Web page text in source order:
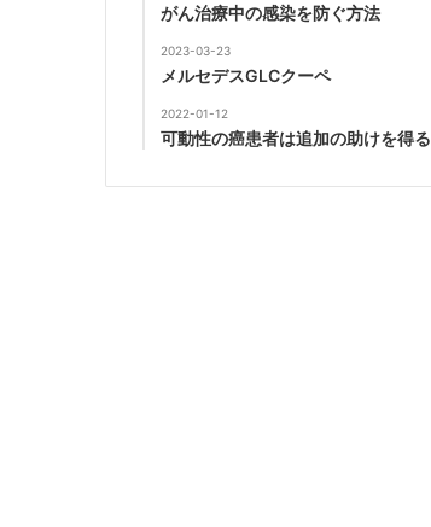
がん治療中の感染を防ぐ方法
2023-03-23
メルセデスGLCクーペ
2022-01-12
可動性の癌患者は追加の助けを得る